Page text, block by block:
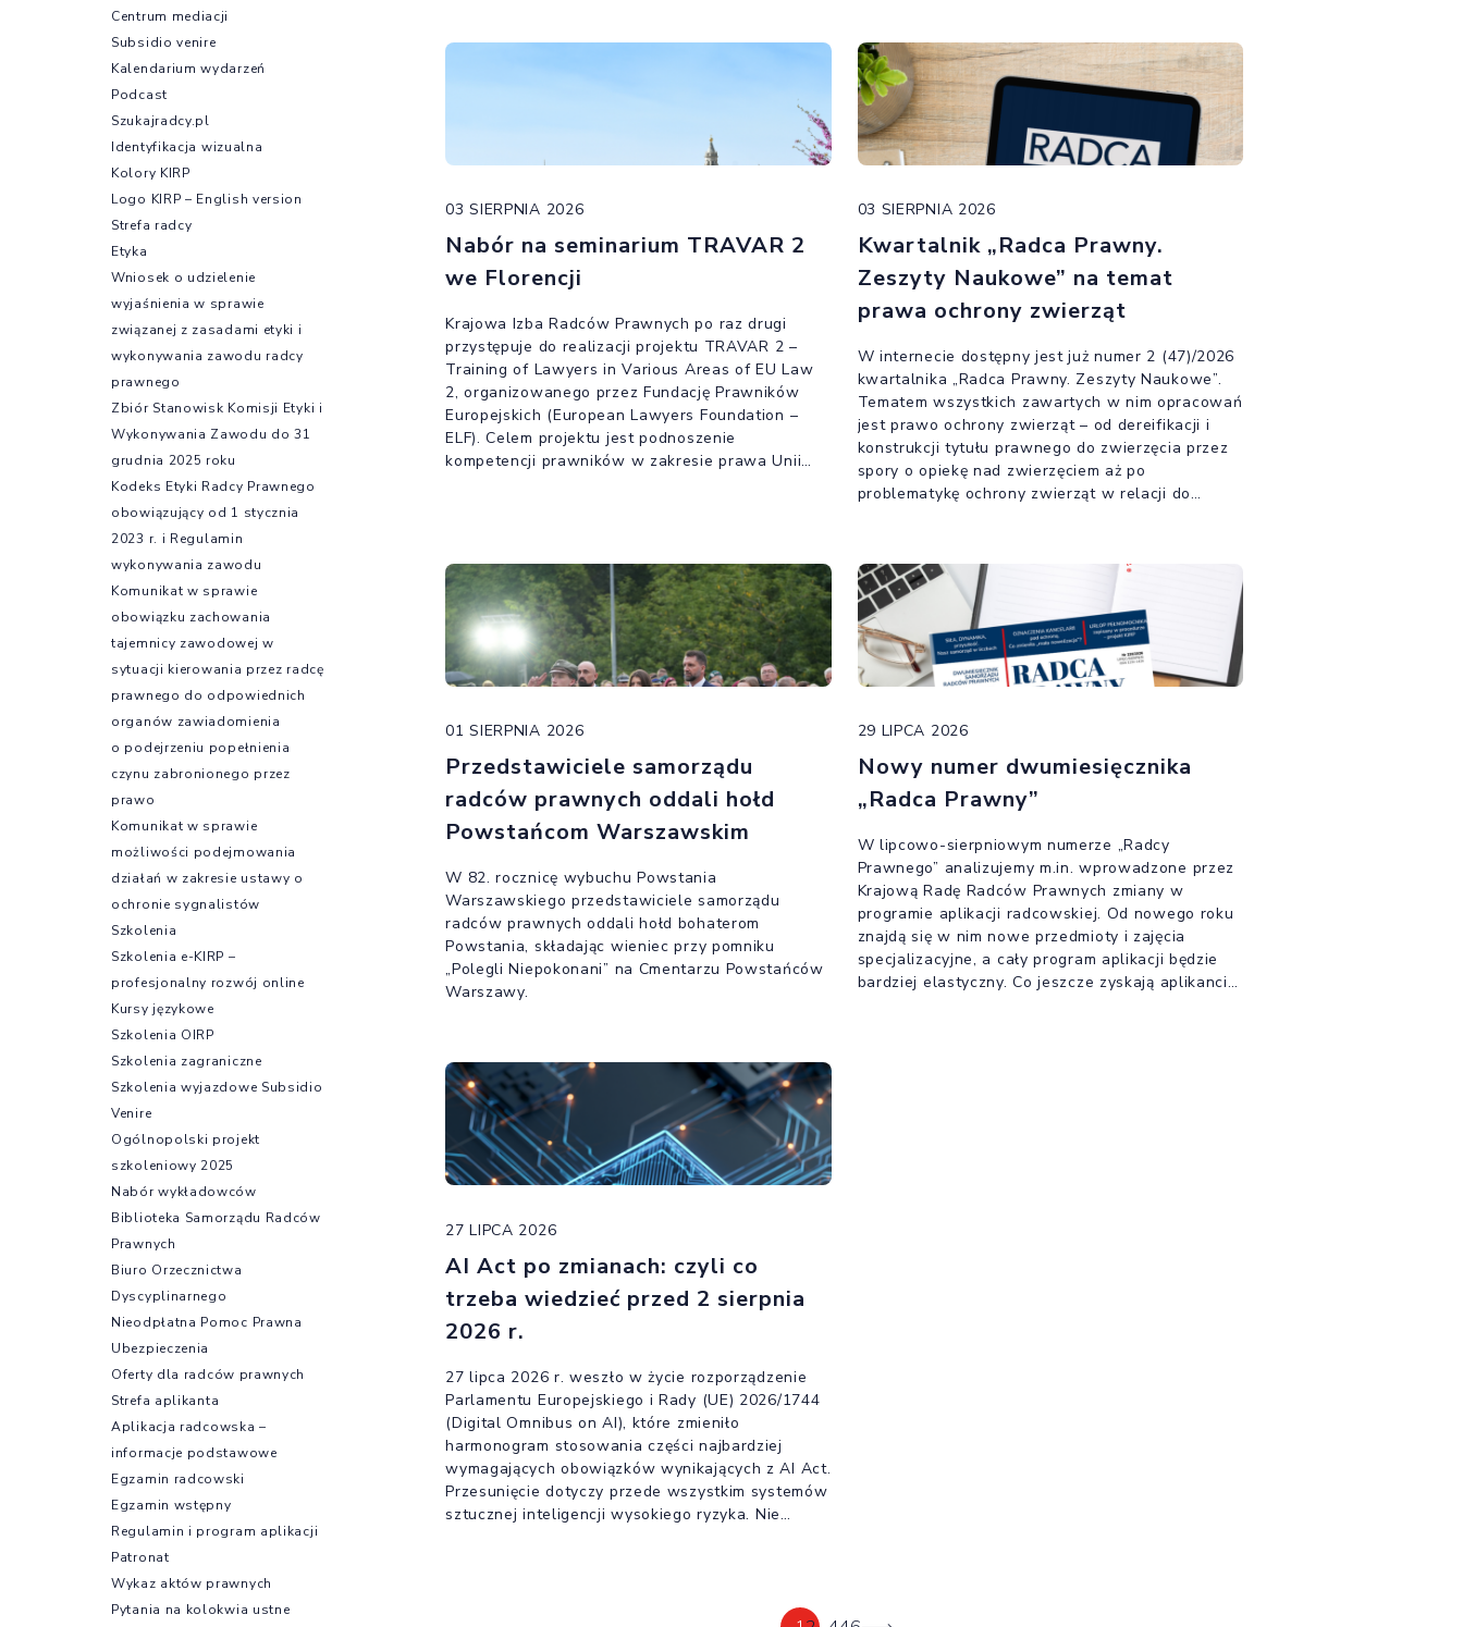
być ciekawie przedstawione również podczas
Najpiękniejszego Festiwalu Świata.
03 SIERPNIA 2026
Nabór na seminarium TRAVAR 2
we Florencji
Krajowa Izba Radców Prawnych po raz drugi
przystępuje do realizacji projektu TRAVAR 2 –
Training of Lawyers in Various Areas of EU Law
2, organizowanego przez Fundację Prawników
Europejskich (European Lawyers Foundation –
ELF). Celem projektu jest podnoszenie
kompetencji prawników w zakresie prawa Unii
03 SIERPNIA 2026
Kwartalnik „Radca Prawny.
Zeszyty Naukowe” na temat
prawa ochrony zwierząt
W internecie dostępny jest już numer 2 (47)/2026
kwartalnika „Radca Prawny. Zeszyty Naukowe”.
Tematem wszystkich zawartych w nim opracowań
jest prawo ochrony zwierząt – od dereifikacji i
konstrukcji tytułu prawnego do zwierzęcia przez
spory o opiekę nad zwierzęciem aż po
problematykę ochrony zwierząt w relacji do
01 SIERPNIA 2026
Przedstawiciele samorządu
radców prawnych oddali hołd
Powstańcom Warszawskim
W 82. rocznicę wybuchu Powstania
Warszawskiego przedstawiciele samorządu
radców prawnych oddali hołd bohaterom
Powstania, składając wieniec przy pomniku
„Polegli Niepokonani” na Cmentarzu Powstańców
Warszawy.
29 LIPCA 2026
Nowy numer dwumiesięcznika
„Radca Prawny”
W lipcowo-sierpniowym numerze „Radcy
Prawnego” analizujemy m.in. wprowadzone przez
Krajową Radę Radców Prawnych zmiany w
programie aplikacji radcowskiej. Od nowego roku
znajdą się w nim nowe przedmioty i zajęcia
specjalizacyjne, a cały program aplikacji będzie
bardziej elastyczny. Co jeszcze zyskają aplikanci i
27 LIPCA 2026
AI Act po zmianach: czyli co
trzeba wiedzieć przed 2 sierpnia
2026 r.
27 lipca 2026 r. weszło w życie rozporządzenie
Parlamentu Europejskiego i Rady (UE) 2026/1744
(Digital Omnibus on AI), które zmieniło
harmonogram stosowania części najbardziej
wymagających obowiązków wynikających z AI Act.
Przesunięcie dotyczy przede wszystkim systemów
sztucznej inteligencji wysokiego ryzyka. Nie
korzystania ze sztucznej inteligencji. Obowiązki te
Centrum mediacji
Subsidio venire
Kalendarium wydarzeń
Podcast
Szukajradcy.pl
Identyfikacja wizualna
Kolory KIRP
Logo KIRP – English version
Strefa radcy
Etyka
Wniosek o udzielenie
wyjaśnienia w sprawie
związanej z zasadami etyki i
wykonywania zawodu radcy
prawnego
Zbiór Stanowisk Komisji Etyki i
Wykonywania Zawodu do 31
grudnia 2025 roku
Kodeks Etyki Radcy Prawnego
obowiązujący od 1 stycznia
2023 r. i Regulamin
wykonywania zawodu
Komunikat w sprawie
obowiązku zachowania
tajemnicy zawodowej w
sytuacji kierowania przez radcę
prawnego do odpowiednich
organów zawiadomienia
o podejrzeniu popełnienia
czynu zabronionego przez
prawo
Komunikat w sprawie
możliwości podejmowania
działań w zakresie ustawy o
ochronie sygnalistów
Szkolenia
Szkolenia e-KIRP –
profesjonalny rozwój online
Kursy językowe
Szkolenia OIRP
Szkolenia zagraniczne
Szkolenia wyjazdowe Subsidio
Venire
Ogólnopolski projekt
szkoleniowy 2025
Nabór wykładowców
Biblioteka Samorządu Radców
Prawnych
Biuro Orzecznictwa
Dyscyplinarnego
Nieodpłatna Pomoc Prawna
Ubezpieczenia
Oferty dla radców prawnych
Strefa aplikanta
Aplikacja radcowska –
informacje podstawowe
Egzamin radcowski
Egzamin wstępny
Regulamin i program aplikacji
Patronat
Wykaz aktów prawnych
Pytania na kolokwia ustne